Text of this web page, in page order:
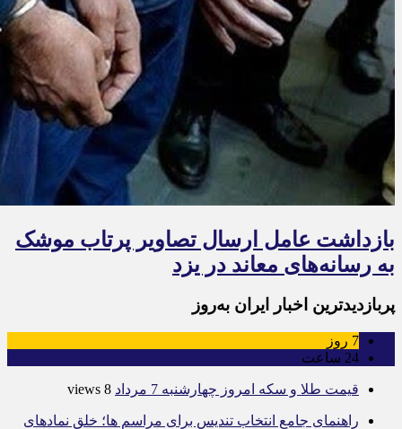
بازداشت عامل ارسال تصاویر پرتاب موشک
به رسانه‌های معاند در یزد
پربازدیدترین اخبار ایران به‌روز
7 روز
24 ساعت
قیمت طلا و سکه امروز چهارشنبه 7 مرداد 8 views
راهنمای جامع انتخاب تندیس برای مراسم ها؛ خلق نمادهای